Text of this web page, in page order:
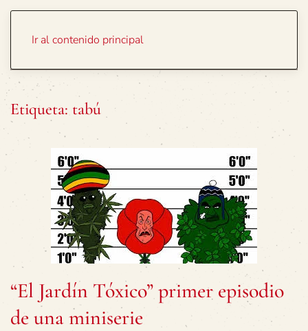
Ir al contenido principal
Etiqueta: tabú
“El Jardín Tóxico” primer episodio
de una miniserie